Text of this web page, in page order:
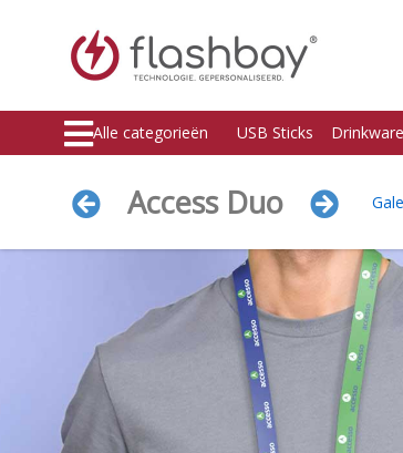
Alle categorieën USB Sticks
Access Duo